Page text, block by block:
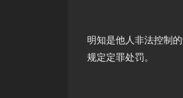
明知是他人非法控制
规定定罪处罚。